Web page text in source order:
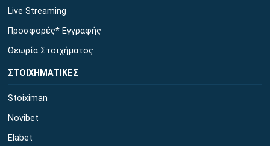
Live Streaming
Προσφορές* Εγγραφής
Θεωρία Στοιχήματος
ΣΤΟΙΧΗΜΑΤΙΚΕΣ
Stoiximan
Novibet
Elabet